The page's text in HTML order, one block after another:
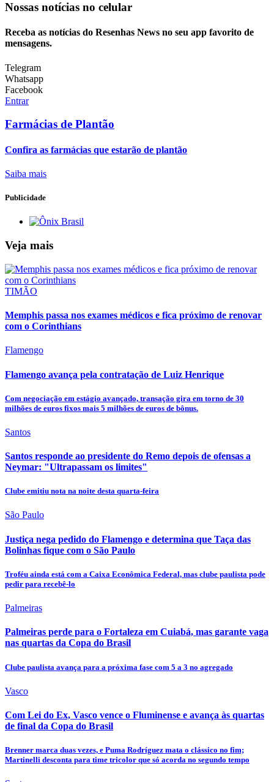
Nossas notícias no celular
Receba as notícias do Resenhas News no seu app favorito de
mensagens.
Telegram
Whatsapp
Facebook
Entrar
Farmácias de Plantão
Confira as farmácias que estarão de plantão
Saiba mais
Publicidade
Veja mais
TIMÃO
Memphis passa nos exames médicos e fica próximo de renovar
com o Corinthians
Flamengo
Flamengo avança pela contratação de Luiz Henrique
Com negociação em estágio avançado, transação gira em torno de 30
milhões de euros fixos mais 5 milhões de euros de bônus.
Santos
Santos responde ao presidente do Remo depois de ofensas a
Neymar: "Ultrapassam os limites"
Clube emitiu nota na noite desta quarta-feira
São Paulo
Justiça nega pedido do Flamengo e determina que Taça das
Bolinhas fique com o São Paulo
Troféu ainda está com a Caixa Econômica Federal, mas clube paulista pode
pedir para recebê-lo
Palmeiras
Palmeiras perde para o Fortaleza em Cuiabá, mas garante vaga
nas quartas da Copa do Brasil
Clube paulista avança para a próxima fase com 5 a 3 no agregado
Vasco
Com Lei do Ex, Vasco vence o Fluminense e avança às quartas
de final da Copa do Brasil
Brenner marca duas vezes, e Puma Rodríguez mata o clássico no fim;
Martinelli desconta para time tricolor que só acorda no segundo tempo